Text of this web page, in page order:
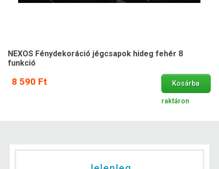
NEXOS Fénydekoráció jégcsapok hideg fehér 8
funkció
8 590 Ft Kosárba
raktáron